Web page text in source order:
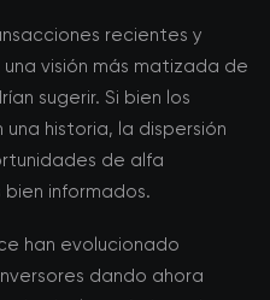
recientes y
visión más matizada de
sugerir. Si bien los
historia, la dispersión
de alfa
informados.
han evolucionado
dando ahora